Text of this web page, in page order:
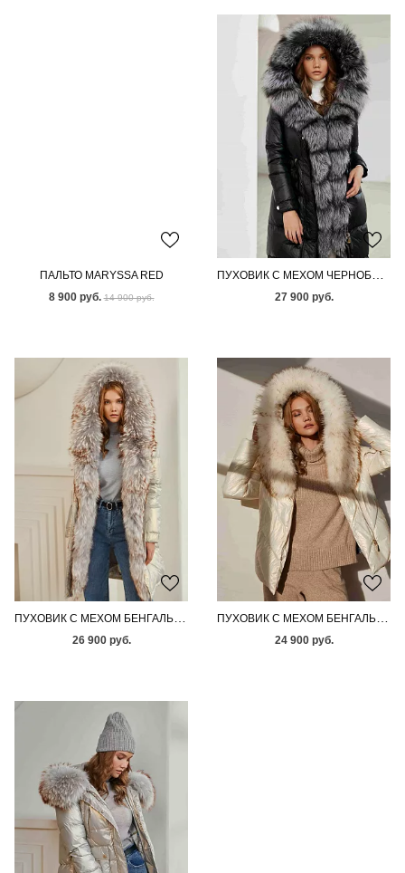
ПАЛЬТО MARYSSA RED
8 900 руб. 14 900 руб.
ПУХОВИК С МЕХОМ ЧЕРНОБУРОЙ ЛИСЫ
27 900 руб.
26 900 руб. 24 900 руб.